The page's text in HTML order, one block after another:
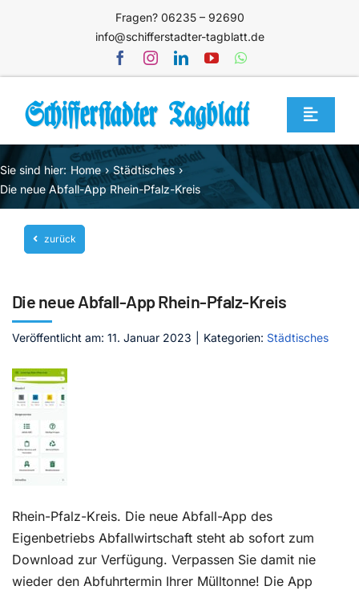
Fragen? 06235 – 92690
info@schifferstadter-tagblatt.de
Toggle
Home
Themen
Blog
Unternehmen
Mediathek
Kontakt
Sie sind hier: Home
Städtisches
Die neue Abfall-App Rhein-Pfalz-Kreis
zurück
Die neue Abfall-App Rhein-Pfalz-Kreis
Veröffentlicht am: 11. Januar 2023 Kategorien: Städtisches
Rhein-Pfalz-Kreis. Die neue Abfall-App des
Eigenbetriebs Abfallwirtschaft steht ab sofort zum
Download zur Verfügung. Verpassen Sie damit nie
wieder den Abfuhrtermin Ihrer Mülltonne! Die App